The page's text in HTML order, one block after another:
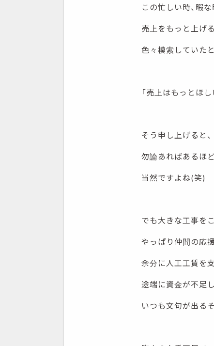
この忙しい時、暇
売上をもっと上げ
色々模索していたと
「売上はもっとほし
そう申し上げると、
勿論あればあるほ
当然ですよね(笑)
でも大きな工事を
やっぱり仲間の応
余分に人工工賃を
途端に資金が不足
いつも文句が出る